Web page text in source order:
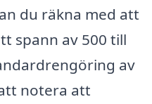
du räkna med att
spann av 500 till
av
notera att